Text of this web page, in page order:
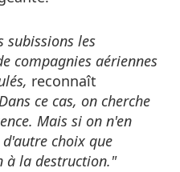
subissions les
compagnies aériennes
reconnaît
ce cas, on cherche
Mais si on n'en
choix que
à la destruction."